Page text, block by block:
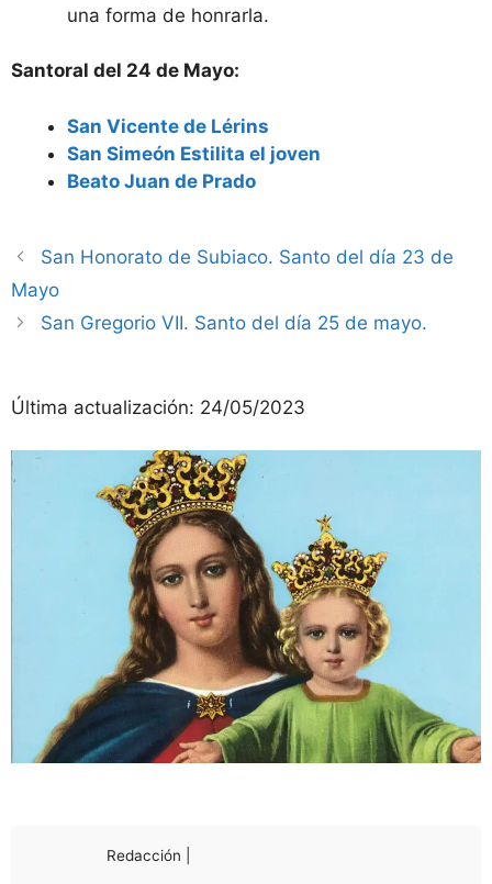
una forma de honrarla.
Santoral del 24 de Mayo:
San Vicente de Lérins
San Simeón Estilita el joven
Beato Juan de Prado
San Honorato de Subiaco. Santo del día 23 de
Mayo
San Gregorio VII. Santo del día 25 de mayo.
Última actualización: 24/05/2023
Redacción |